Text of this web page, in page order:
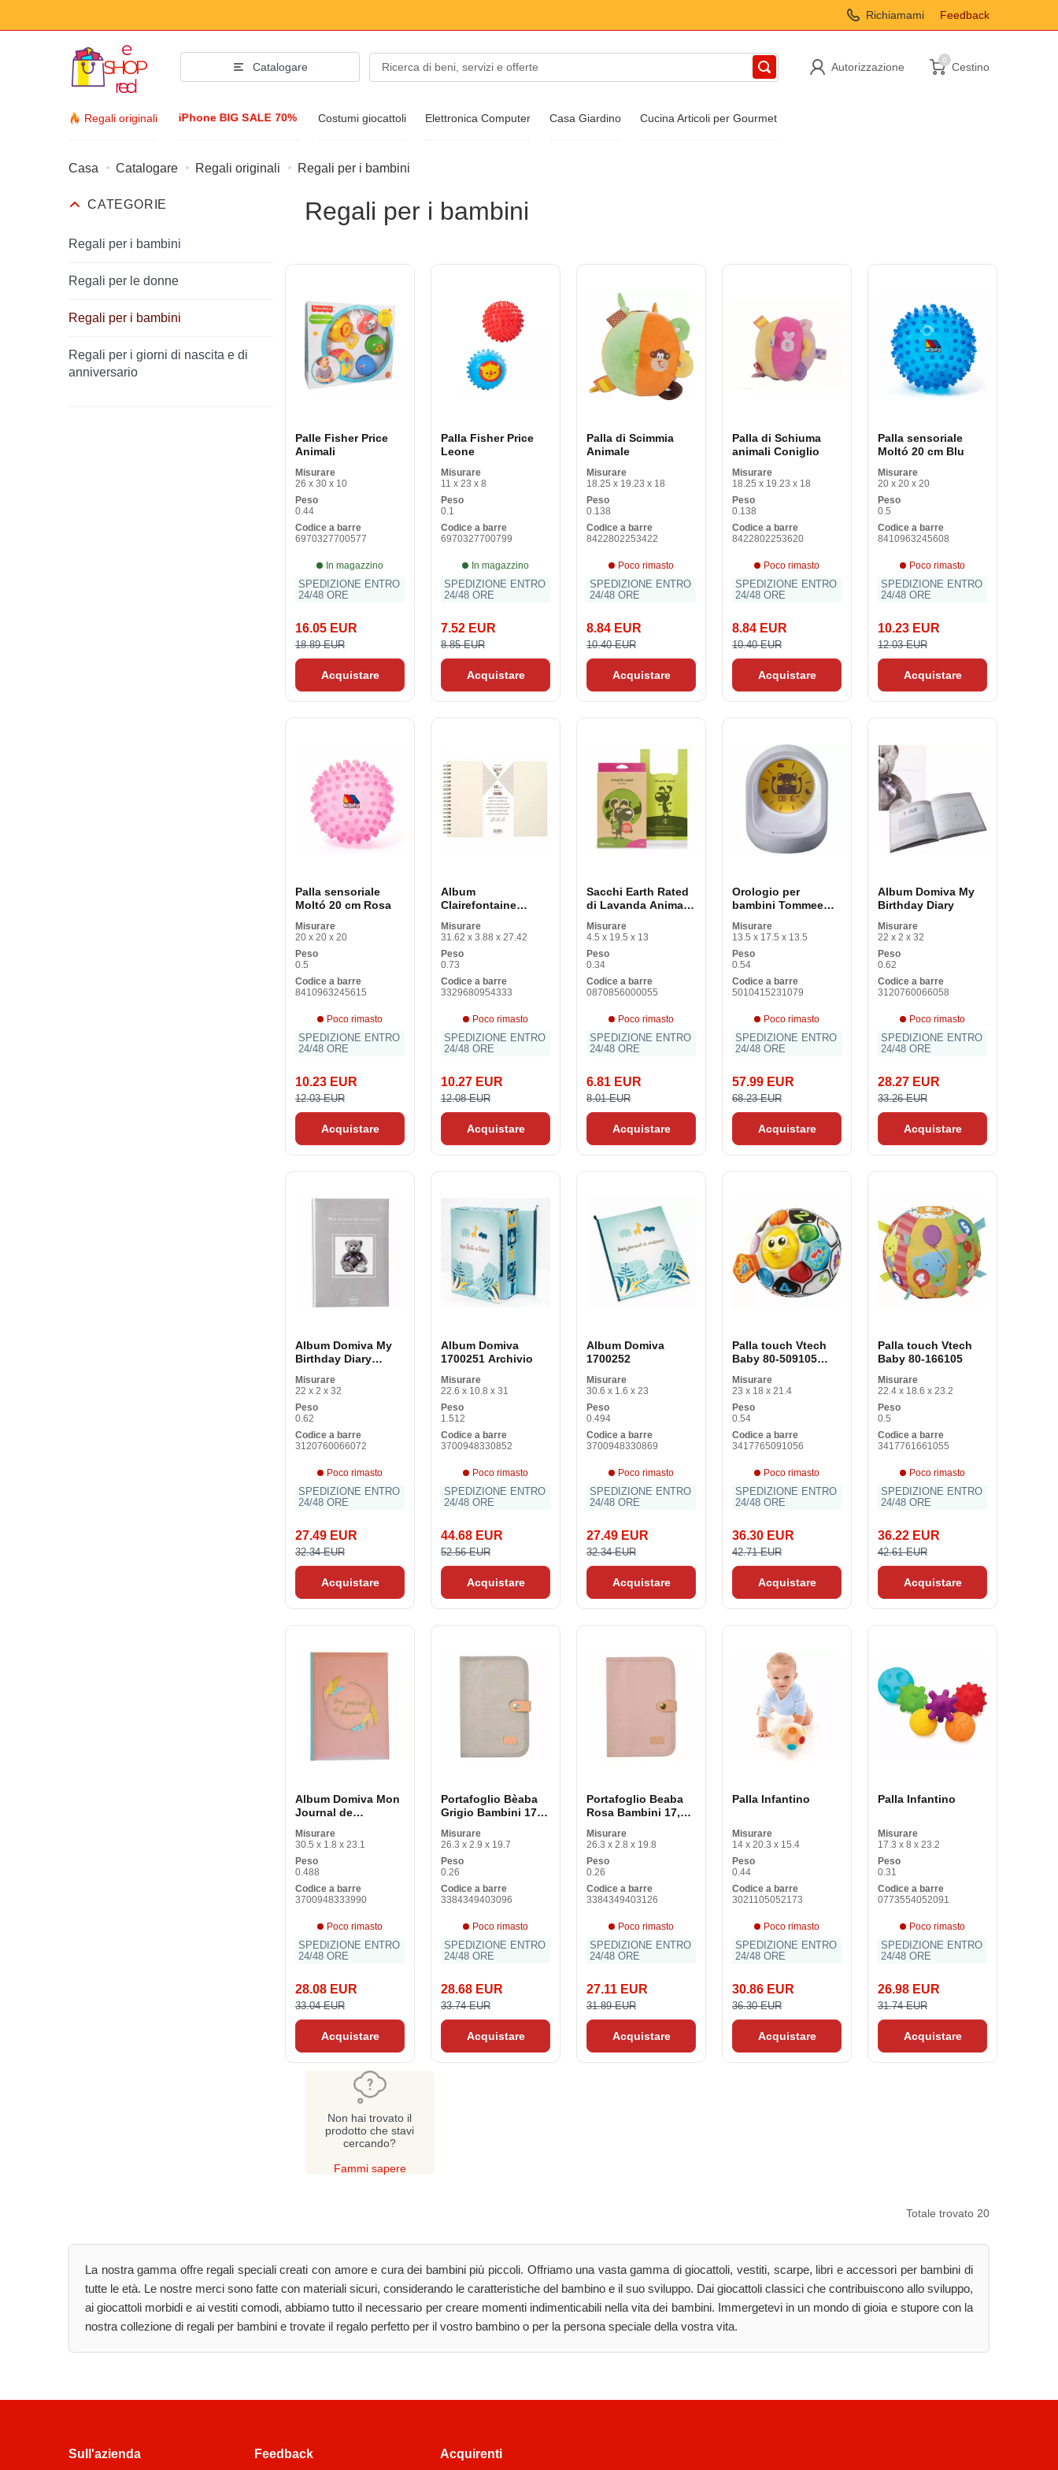
Richiamami Feedback
Catalogare Autorizzazione
0
Cestino
Regali originali iPhone BIG SALE 70% Costumi giocattoli Elettronica Computer Casa Giardino Cucina Articoli per Gourmet
Accessori di moda
Vestiti E scarpe
Orologio di manette
Casa Catalogare Regali originali Regali per i bambini
CATEGORIE
Regali per i bambini
Regali per le donne
Regali per i bambini
Regali per i giorni di nascita e di
anniversario
Regali per i bambini
Palle Fisher Price
Animali
Misurare
26 x 30 x 10
Peso
0.44
Codice a barre
6970327700577
In magazzino
SPEDIZIONE ENTRO
24/48 ORE
16.05 EUR
18.89 EUR
Acquistare
Palla Fisher Price
Leone
Misurare
11 x 23 x 8
Peso
0.1
Codice a barre
6970327700799
In magazzino
SPEDIZIONE ENTRO
24/48 ORE
7.52 EUR
8.85 EUR
Acquistare
Palla di Scimmia
Animale
Misurare
18.25 x 19.23 x 18
Peso
0.138
Codice a barre
8422802253422
Poco rimasto
SPEDIZIONE ENTRO
24/48 ORE
8.84 EUR
10.40 EUR
Acquistare
Palla di Schiuma
animali Coniglio
Misurare
18.25 x 19.23 x 18
Peso
0.138
Codice a barre
8422802253620
Poco rimasto
SPEDIZIONE ENTRO
24/48 ORE
8.84 EUR
10.40 EUR
Acquistare
Palla sensoriale
Moltó 20 cm Blu
Misurare
20 x 20 x 20
Peso
0.5
Codice a barre
8410963245608
Poco rimasto
SPEDIZIONE ENTRO
24/48 ORE
10.23 EUR
12.03 EUR
Acquistare
Palla sensoriale
Moltó 20 cm Rosa
Misurare
20 x 20 x 20
Peso
0.5
Codice a barre
8410963245615
Poco rimasto
SPEDIZIONE ENTRO
24/48 ORE
10.23 EUR
12.03 EUR
Acquistare
Album
Clairefontaine
Misurare
31.62 x 3.88 x 27.42
Peso
0.73
Codice a barre
3329680954333
Poco rimasto
SPEDIZIONE ENTRO
24/48 ORE
10.27 EUR
12.08 EUR
Acquistare
Sacchi Earth Rated
di Lavanda Animali
Misurare
4.5 x 19.5 x 13
Peso
0.34
Codice a barre
0870856000055
Poco rimasto
SPEDIZIONE ENTRO
24/48 ORE
6.81 EUR
8.01 EUR
Acquistare
Orologio per
bambini Tommee
Misurare
13.5 x 17.5 x 13.5
Peso
0.54
Codice a barre
5010415231079
Poco rimasto
SPEDIZIONE ENTRO
24/48 ORE
57.99 EUR
68.23 EUR
Acquistare
Album Domiva My
Birthday Diary
Misurare
22 x 2 x 32
Peso
0.62
Codice a barre
3120760066058
Poco rimasto
SPEDIZIONE ENTRO
24/48 ORE
28.27 EUR
33.26 EUR
Acquistare
Album Domiva My
Birthday Diary
Misurare
22 x 2 x 32
Peso
0.62
Codice a barre
3120760066072
Poco rimasto
SPEDIZIONE ENTRO
24/48 ORE
27.49 EUR
32.34 EUR
Acquistare
Album Domiva
1700251 Archivio
Misurare
22.6 x 10.8 x 31
Peso
1.512
Codice a barre
3700948330852
Poco rimasto
SPEDIZIONE ENTRO
24/48 ORE
44.68 EUR
52.56 EUR
Acquistare
Album Domiva
1700252
Misurare
30.6 x 1.6 x 23
Peso
0.494
Codice a barre
3700948330869
Poco rimasto
SPEDIZIONE ENTRO
24/48 ORE
27.49 EUR
32.34 EUR
Acquistare
Palla touch Vtech
Baby 80-509105
Misurare
23 x 18 x 21.4
Peso
0.54
Codice a barre
3417765091056
Poco rimasto
SPEDIZIONE ENTRO
24/48 ORE
36.30 EUR
42.71 EUR
Acquistare
Palla touch Vtech
Baby 80-166105
Misurare
22.4 x 18.6 x 23.2
Peso
0.5
Codice a barre
3417761661055
Poco rimasto
SPEDIZIONE ENTRO
24/48 ORE
36.22 EUR
42.61 EUR
Acquistare
Album Domiva Mon
Journal de
Misurare
30.5 x 1.8 x 23.1
Peso
0.488
Codice a barre
3700948333990
Poco rimasto
SPEDIZIONE ENTRO
24/48 ORE
28.08 EUR
33.04 EUR
Acquistare
Portafoglio Bèaba
Grigio Bambini 17,5
Misurare
26.3 x 2.9 x 19.7
Peso
0.26
Codice a barre
3384349403096
Poco rimasto
SPEDIZIONE ENTRO
24/48 ORE
28.68 EUR
33.74 EUR
Acquistare
Portafoglio Beaba
Rosa Bambini 17,5 x
Misurare
26.3 x 2.8 x 19.8
Peso
0.26
Codice a barre
3384349403126
Poco rimasto
SPEDIZIONE ENTRO
24/48 ORE
27.11 EUR
31.89 EUR
Acquistare
Palla Infantino
Misurare
14 x 20.3 x 15.4
Peso
0.44
Codice a barre
3021105052173
Poco rimasto
SPEDIZIONE ENTRO
24/48 ORE
30.86 EUR
36.30 EUR
Acquistare
Palla Infantino
Misurare
17.3 x 8 x 23.2
Peso
0.31
Codice a barre
0773554052091
Poco rimasto
SPEDIZIONE ENTRO
24/48 ORE
26.98 EUR
31.74 EUR
Acquistare
Non hai trovato il
prodotto che stavi
cercando?
Fammi sapere
Totale trovato 20
La nostra gamma offre regali speciali creati con amore e cura dei bambini più piccoli. Offriamo una vasta gamma di giocattoli, vestiti, scarpe, libri e accessori per bambini di
tutte le età. Le nostre merci sono fatte con materiali sicuri, considerando le caratteristiche del bambino e il suo sviluppo. Dai giocattoli classici che contribuiscono allo sviluppo,
ai giocattoli morbidi e ai vestiti comodi, abbiamo tutto il necessario per creare momenti indimenticabili nella vita dei bambini. Immergetevi in un mondo di gioia e stupore con la
nostra collezione di regali per bambini e trovate il regalo perfetto per il vostro bambino o per la persona speciale della vostra vita.
Sull'azienda Feedback Acquirenti